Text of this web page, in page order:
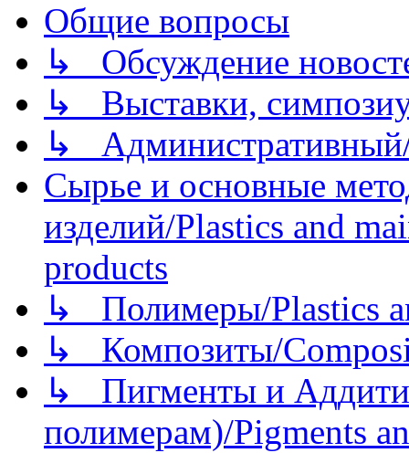
Общие вопросы
↳ Обсуждение
↳ Выставки,
↳
Сырье и основные
изделий/Plastics and
products
↳ Полимеры/Plastics
↳ Композиты/
↳ Пигменты и
полимерам)/Pigments